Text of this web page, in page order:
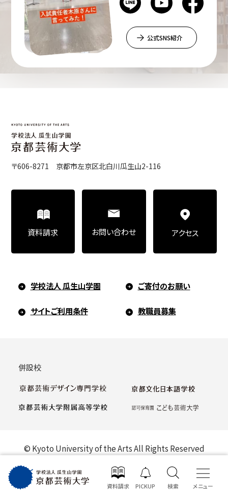
資料請求 検索
PICKUP メニュー
公式SNS紹介
〒606-8271 京都市左京区北白川瓜生山2-116
学校法人 瓜生山学園 ご寄付のお願い
サイトご利用条件 教職員募集
資料請求 お問い合わせ アクセス
併設校
© Kyoto University of the Arts All Rights Reserved